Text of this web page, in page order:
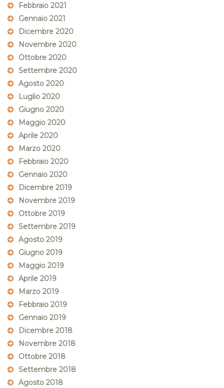
Febbraio 2021
Gennaio 2021
Dicembre 2020
Novembre 2020
Ottobre 2020
Settembre 2020
Agosto 2020
Luglio 2020
Giugno 2020
Maggio 2020
Aprile 2020
Marzo 2020
Febbraio 2020
Gennaio 2020
Dicembre 2019
Novembre 2019
Ottobre 2019
Settembre 2019
Agosto 2019
Giugno 2019
Maggio 2019
Aprile 2019
Marzo 2019
Febbraio 2019
Gennaio 2019
Dicembre 2018
Novembre 2018
Ottobre 2018
Settembre 2018
Agosto 2018